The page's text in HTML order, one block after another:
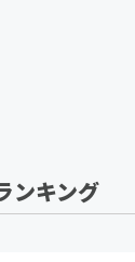
ンキング